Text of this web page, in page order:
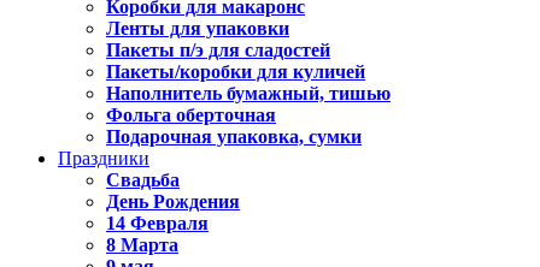
Коробки для макаронс
Ленты для упаковки
Пакеты п/э для сладостей
Пакеты/коробки для куличей
Наполнитель бумажный, тишью
Фольга оберточная
Подарочная упаковка, сумки
Праздники
Свадьба
День Рождения
14 Февраля
8 Марта